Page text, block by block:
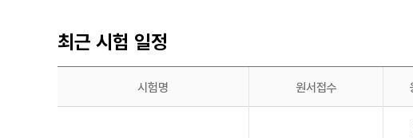
최근 시험 일정
시험명 원서접수